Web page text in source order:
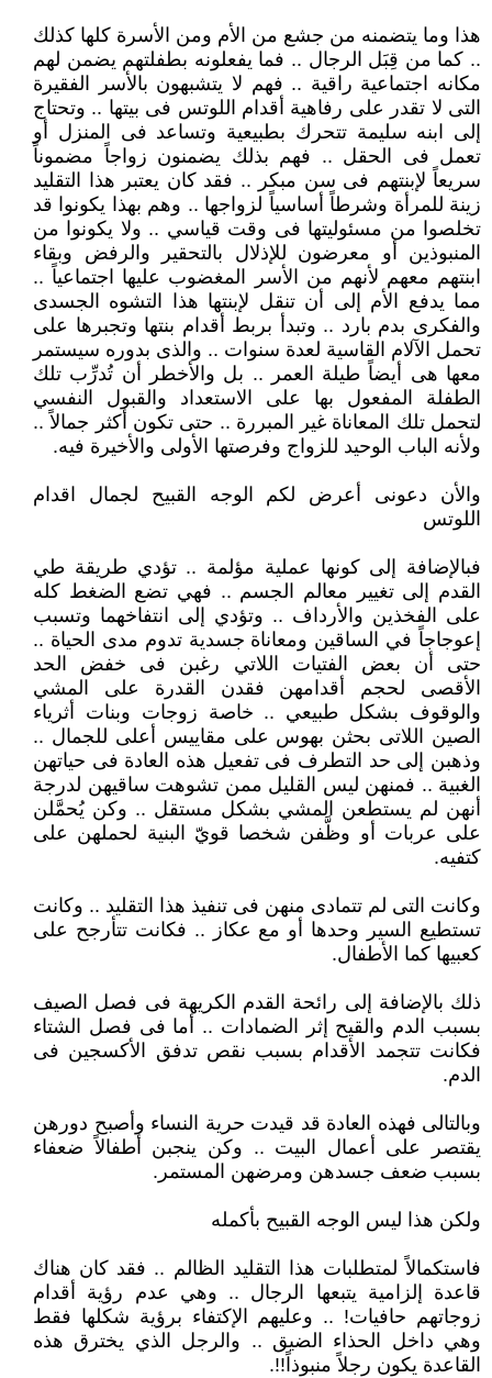
هذا وما يتضمنه من جشع من الأم ومن الأسرة كلها كذلك
.. كما من قِبَل الرجال .. فما يفعلونه بطفلتهم يضمن لهم
مكانه اجتماعية راقية .. فهم لا يتشبهون بالأسر الفقيرة
التى لا تقدر على رفاهية أقدام اللوتس فى بيتها .. وتحتاج
إلى ابنه سليمة تتحرك بطبيعية وتساعد فى المنزل أو
تعمل فى الحقل .. فهم بذلك يضمنون زواجاً مضموناً
سريعاً لإبنتهم فى سن مبكر .. فقد كان يعتبر هذا التقليد
زينة للمرأة وشرطاً أساسياً لزواجها .. وهم بهذا يكونوا قد
تخلصوا من مسئوليتها فى وقت قياسي .. ولا يكونوا من
المنبوذين أو معرضون للإذلال بالتحقير والرفض وبقاء
ابنتهم معهم لأنهم من الأسر المغضوب عليها اجتماعياً ..
مما يدفع الأم إلى أن تنقل لإبنتها هذا التشوه الجسدى
والفكرى بدم بارد .. وتبدأ بربط أقدام بنتها وتجبرها على
تحمل الآلام القاسية لعدة سنوات .. والذى بدوره سيستمر
معها هى أيضاً طيلة العمر .. بل والأخطر أن تُدرِّب تلك
الطفلة المفعول بها على الاستعداد والقبول النفسي
لتحمل تلك المعاناة غير المبررة .. حتى تكون أكثر جمالاً ..
ولأنه الباب الوحيد للزواج وفرصتها الأولى والأخيرة فيه.
والأن دعونى أعرض لكم الوجه القبيح لجمال اقدام
اللوتس
فبالإضافة إلى كونها عملية مؤلمة .. تؤدي طريقة طي
القدم إلى تغيير معالم الجسم .. فهي تضع الضغط كله
على الفخذين والأرداف .. وتؤدي إلى انتفاخهما وتسبب
إعوجاجاً في الساقين ومعاناة جسدية تدوم مدى الحياة ..
حتى أن بعض الفتيات اللاتي رغبن فى خفض الحد
الأقصى لحجم أقدامهن فقدن القدرة على المشي
والوقوف بشكل طبيعي .. خاصة زوجات وبنات أثرياء
الصين اللاتى بحثن بهوس على مقاييس أعلى للجمال ..
وذهبن إلى حد التطرف فى تفعيل هذه العادة فى حياتهن
الغبية .. فمنهن ليس القليل ممن تشوهت ساقيهن لدرجة
أنهن لم يستطعن المشي بشكل مستقل .. وكن يُحمَّلن
على عربات أو وظَّفن شخصا قويّ البنية لحملهن على
كتفيه.
وكانت التى لم تتمادى منهن فى تنفيذ هذا التقليد .. وكانت
تستطيع السير وحدها أو مع عكاز .. فكانت تتأرجح على
كعبيها كما الأطفال.
ذلك بالإضافة إلى رائحة القدم الكريهة فى فصل الصيف
بسبب الدم والقيح إثر الضمادات .. أما فى فصل الشتاء
فكانت تتجمد الأقدام بسبب نقص تدفق الأكسجين فى
الدم.
وبالتالى فهذه العادة قد قيدت حرية النساء وأصبح دورهن
يقتصر على أعمال البيت .. وكن ينجبن أطفالاً ضعفاء
بسبب ضعف جسدهن ومرضهن المستمر.
ولكن هذا ليس الوجه القبيح بأكمله
فاستكمالاً لمتطلبات هذا التقليد الظالم .. فقد كان هناك
قاعدة إلزامية يتبعها الرجال .. وهي عدم رؤية أقدام
زوجاتهم حافيات! .. وعليهم الإكتفاء برؤية شكلها فقط
وهي داخل الحذاء الضيق .. والرجل الذي يخترق هذه
القاعدة يكون رجلاً منبوذاً!!.